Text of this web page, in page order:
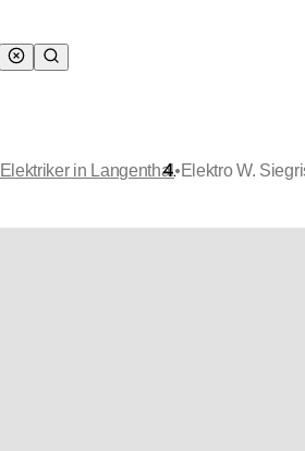
Elektriker in Langenthal•Elektro W.